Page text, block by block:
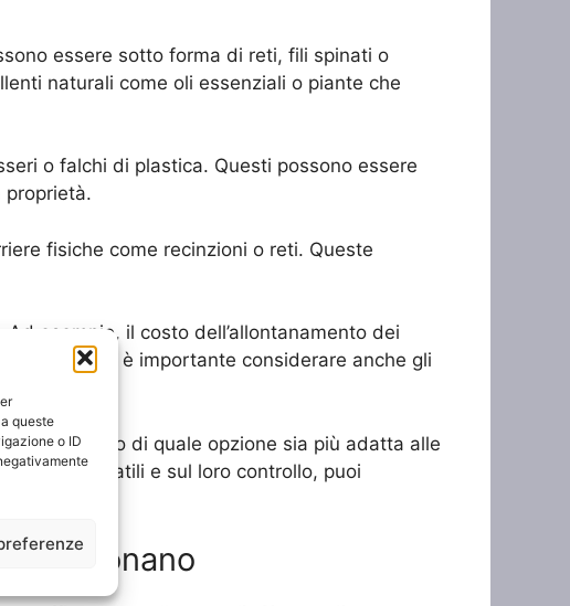
queste
o ID
essere sotto forma di reti, fili spinati o
naturali come oli essenziali o piante che
o falchi di plastica. Questi possono essere
proprietà.
fisiche come recinzioni o reti. Queste
esempio, il costo dell’allontanamento dei
Inoltre, è importante considerare anche gli
sei sicuro di quale opzione sia più adatta alle
sui volatili e sul loro controllo, puoi
funzionano